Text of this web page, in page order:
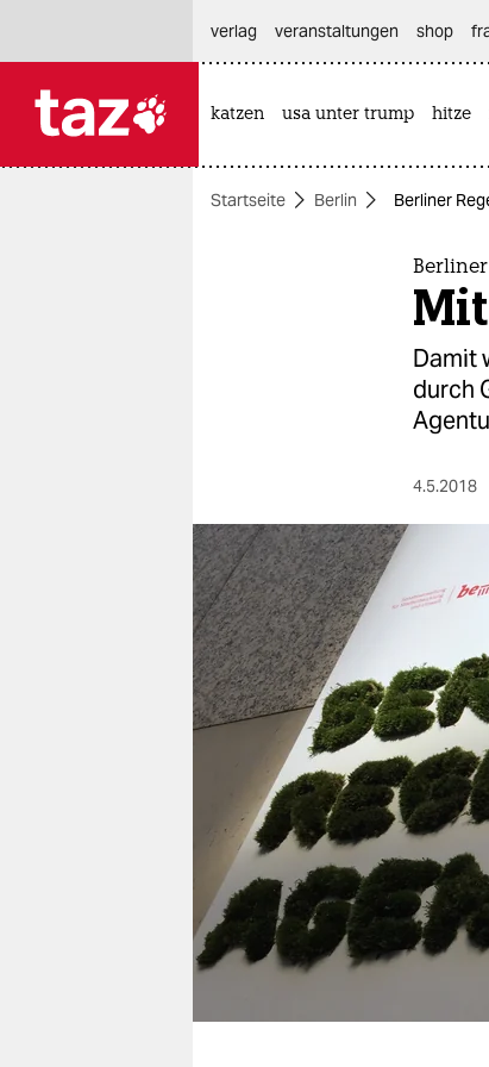
themen
berlin
nord
wahrheit
verlag
veranstaltungen
shop
fragen & hilfe
unterstützen
genossenschaft
verlag
veranstaltungen shop
katzen usa unter trump hitze
Startseite Berlin Berliner
Damit
durch
4.5.2018